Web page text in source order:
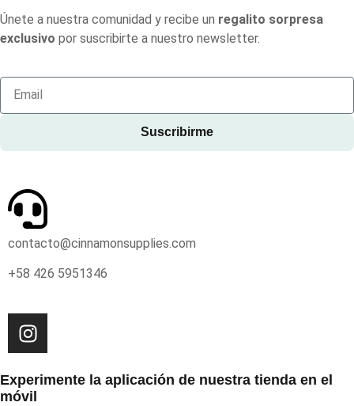
Únete a nuestra comunidad y recibe un regalito sorpresa
exclusivo por suscribirte a nuestro newsletter.
Suscribirme
contacto@cinnamonsupplies.com
+58 426 5951346
Experimente la aplicación de nuestra tienda en el
móvil